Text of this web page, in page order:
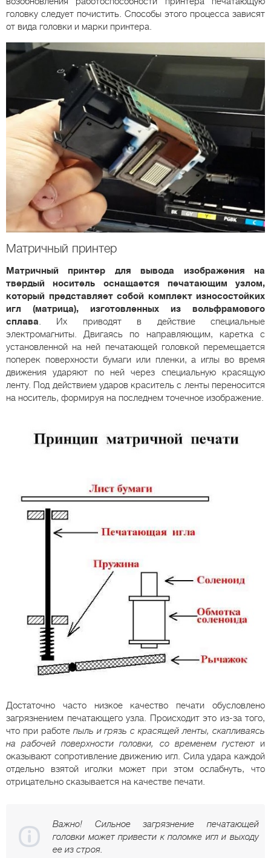
головку следует почистить. Способы этого процесса зависят
от вида головки и марки принтера.
Матричный принтер
Матричный принтер для вывода изображения на
твердый носитель оснащается печатающим узлом,
который представляет собой комплект износостойких
игл (матрица), изготовленных из вольфрамового
сплава. Их приводят в действие специальные
электромагниты. Двигаясь по направляющим, каретка с
установленной на ней печатающей головкой перемещается
поперек поверхности бумаги или пленки, а иглы во время
движения ударяют по ней через специальную красящую
ленту. Под действием ударов краситель с ленты переносится
на носитель, формируя на последнем точечное изображение.
Достаточно часто низкое качество печати обусловлено
загрязнением печатающего узла. Происходит это из-за того,
что при работе пыль и грязь с красящей ленты, скапливаясь
на рабочей поверхности головки, со временем густеюти
оказывают сопротивление движению игл. Сила удара каждой
отдельно взятой иголки может при этом ослабнуть, что
отрицательно сказывается на качестве печати.
Важно! Сильное загрязнение печатающей
головки может привести к поломке игл и выходу
ее из строя.